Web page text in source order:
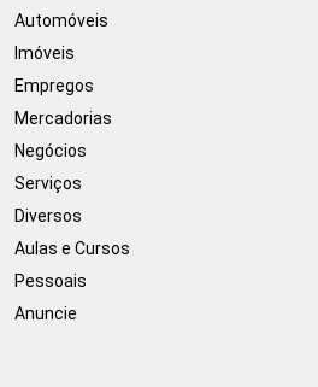
Automóveis
Imóveis
Empregos
Mercadorias
Negócios
Serviços
Diversos
Aulas e Cursos
Pessoais
Anuncie